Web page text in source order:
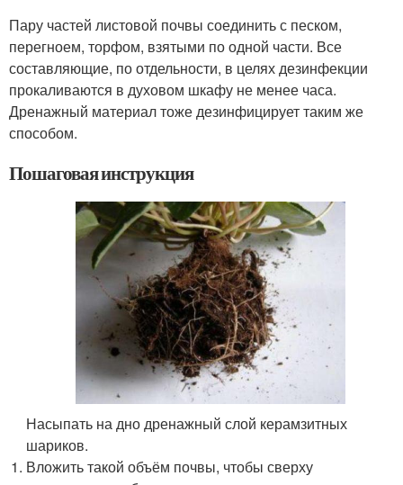
Пару частей листовой почвы соединить с песком,
перегноем, торфом, взятыми по одной части. Все
составляющие, по отдельности, в целях дезинфекции
прокаливаются в духовом шкафу не менее часа.
Дренажный материал тоже дезинфицирует таким же
способом.
Пошаговая инструкция
Насыпать на дно дренажный слой керамзитных
шариков.
Вложить такой объём почвы, чтобы сверху